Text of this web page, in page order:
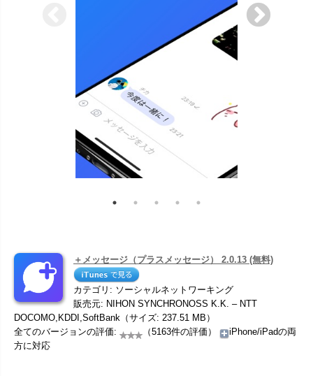
＋メッセージ（プラスメッセージ） 2.0.13 (無料)
カテゴリ: ソーシャルネットワーキング
販売元: NIHON SYNCHRONOSS K.K. – NTT
DOCOMO,KDDI,SoftBank（サイズ: 237.51 MB）
全てのバージョンの評価:
（5163件の評価）
iPhone/iPadの両
方に対応